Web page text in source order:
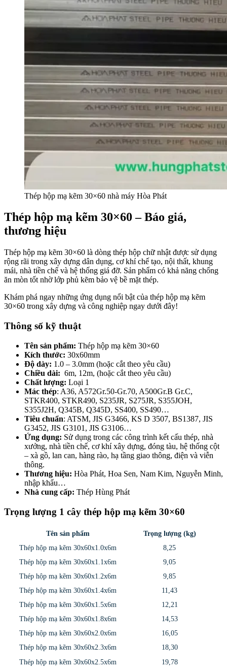
Thép hộp mạ kẽm 30×60 nhà máy Hòa Phát
Thép hộp mạ kẽm 30×60 – Báo giá,
thương hiệu
Thép hộp mạ kẽm 30×60 là dòng thép hộp chữ nhật được sử dụng
rộng rãi trong xây dựng dân dụng, cơ khí chế tạo, nội thất, khung
mái, nhà tiền chế và hệ thống giá đỡ. Sản phẩm có khả năng chống
ăn mòn tốt nhờ lớp phủ kẽm bảo vệ bề mặt thép.
Khám phá ngay những ứng dụng nổi bật của thép hộp mạ kẽm
30×60 trong xây dựng và công nghiệp ngay dưới đây!
Thông số kỹ thuật
Tên sản phẩm: Thép hộp mạ kẽm 30×60
Kích thước: 30x60mm
Độ dày: 1.0 – 3.0mm (hoặc cắt theo yêu cầu)
Chiều dài: 6m, 12m, (hoặc cắt theo yêu cầu)
Chất lượng: Loại 1
Mác thép: A36, A572Gr.50-Gr.70, A500Gr.B Gr.C,
STKR400, STKR490, S235JR, S275JR, S355JOH,
S355J2H, Q345B, Q345D, SS400, SS490…
Tiêu chuẩn: ATSM, JIS G3466, KS D 3507, BS1387, JIS
G3452, JIS G3101, JIS G3106…
Ứng dụng: Sử dụng trong các công trình kết cấu thép, nhà
xưởng, nhà tiền chế, cơ khí xây dựng, đóng tàu, hệ thống cột
– xà gồ, lan can, hàng rào, hạ tầng giao thông, điện và viễn
thông.
Thương hiệu: Hòa Phát, Hoa Sen, Nam Kim, Nguyễn Minh,
nhập khẩu…
Nhà cung cấp: Thép Hùng Phát
Trọng lượng 1 cây thép hộp mạ kẽm 30×60
Tên sản phẩm
Trọng lượng (kg)
Thép hộp mạ kẽm 30x60x1.0x6m
8,25
Thép hộp mạ kẽm 30x60x1.1x6m
9,05
Thép hộp mạ kẽm 30x60x1.2x6m
9,85
Thép hộp mạ kẽm 30x60x1.4x6m
11,43
Thép hộp mạ kẽm 30x60x1.5x6m
12,21
Thép hộp mạ kẽm 30x60x1.8x6m
14,53
Thép hộp mạ kẽm 30x60x2.0x6m
16,05
Thép hộp mạ kẽm 30x60x2.3x6m
18,30
Thép hộp mạ kẽm 30x60x2.5x6m
19,78